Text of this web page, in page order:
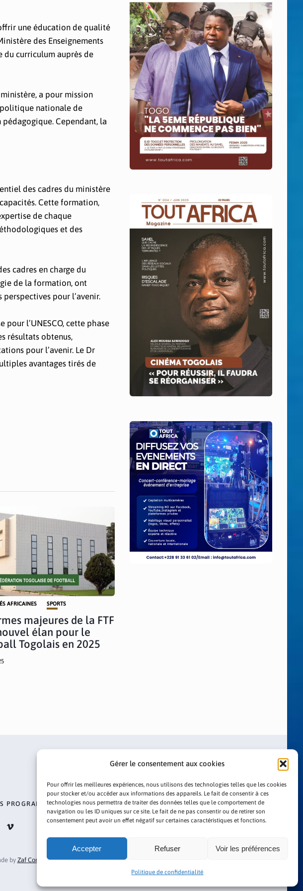
Gérer le consentement aux cookies
Pour offrir les meilleures expériences, nous utilisons des technologies telles que les cookies
pour stocker et/ou accéder aux informations des appareils. Le fait de consentir à ces
technologies nous permettra de traiter des données telles que le comportement de
navigation ou les ID uniques sur ce site. Le fait de ne pas consentir ou de retirer son
consentement peut avoir un effet négatif sur certaines caractéristiques et fonctions.
Accepter Refuser Voir les préférences
Politique de confidentialité
une éducation de qualité
des Enseignements
du curriculum auprès de
a pour mission
nationale de
Cependant, la
des cadres du ministère
Cette formation,
de chaque
et des
cadres en charge du
de la formation, ont
pour l’avenir.
l’UNESCO, cette phase
résultats obtenus,
pour l’avenir. Le Dr
avantages tirés de
AFRICAINES SPORTS
majeures de la FTF
élan pour le
Togolais en 2025
PROGRAMMES POLITIQUE DE CONFIDENTIALITÉ
by Zaf Com